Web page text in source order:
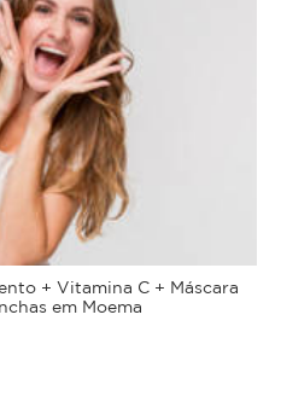
+ Vitamina C + Máscara
em Moema